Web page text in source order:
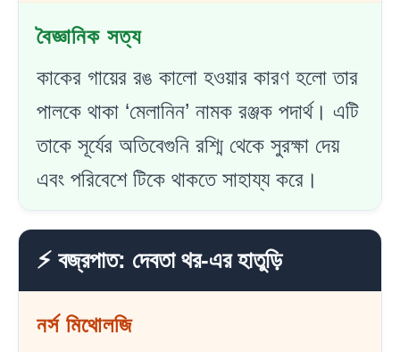
বৈজ্ঞানিক সত্য
কাকের গায়ের রঙ কালো হওয়ার কারণ হলো তার
পালকে থাকা ‘মেলানিন’ নামক রঞ্জক পদার্থ। এটি
তাকে সূর্যের অতিবেগুনি রশ্মি থেকে সুরক্ষা দেয়
এবং পরিবেশে টিকে থাকতে সাহায্য করে।
⚡ বজ্রপাত: দেবতা থর-এর হাতুড়ি
নর্স মিথোলজি